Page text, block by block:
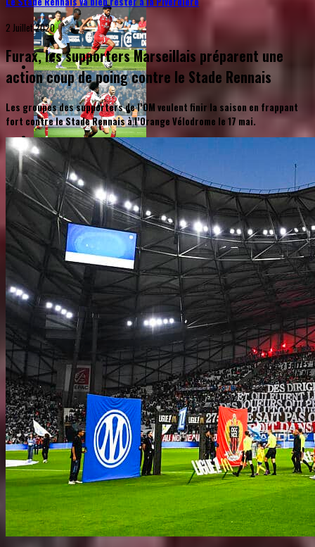
2 Juillet 2020
Furax, les supporters Marseillais préparent une
action coup de poing contre le Stade Rennais
Les groupes des supporters de l’OM veulent finir la saison en frappant
fort contre le Stade Rennais à l’Orange Vélodrome le 17 mai.